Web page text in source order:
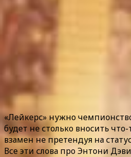
«Лейкерс» нужно
будет не столько вносить
взамен не претендуя на
Все эти слова про Энтони